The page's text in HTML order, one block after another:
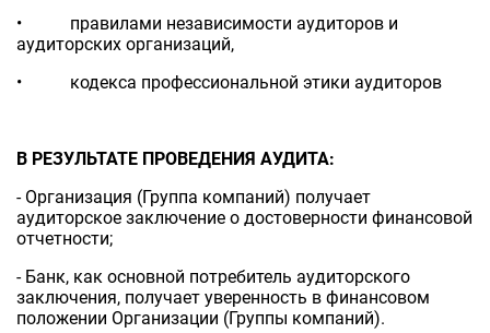
• правилами независимости аудиторов и
аудиторских организаций,
• кодекса профессиональной этики аудиторов
В РЕЗУЛЬТАТЕ ПРОВЕДЕНИЯ АУДИТА:
- Организация (Группа компаний) получает
аудиторское заключение о достоверности финансовой
отчетности;
- Банк, как основной потребитель аудиторского
заключения, получает уверенность в финансовом
положении Организации (Группы компаний).